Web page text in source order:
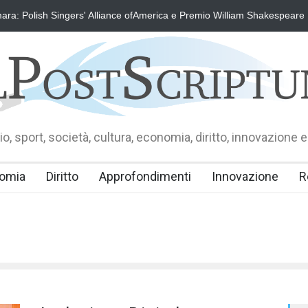
Polish Singers' Alliance ofAmerica e Premio William Shakespeare
sport, società, cultura, economia, diritto, innovazione
Diritto Approfondimenti Innovazione